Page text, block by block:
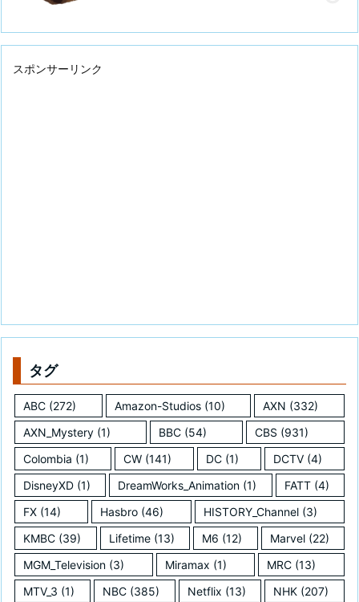
スポンサーリンク
タグ
ABC (272) Amazon-Studios(10) AXN (332)
AXN_Mystery (1) BBC (54) CBS (931)
Colombia (1) CW (141) DC (1) DCTV (4)
DisneyXD (1) DreamWorks_Animation (1) FATT(4)
FX (14) Hasbro (46) HISTORY_Channel(3)
KMBC (39) Lifetime(13) M6 (12) Marvel(22)
MGM_Television (3) Miramax (1) MRC (13)
MTV_3 (1) NBC(385) Netflix (13) NHK (207)